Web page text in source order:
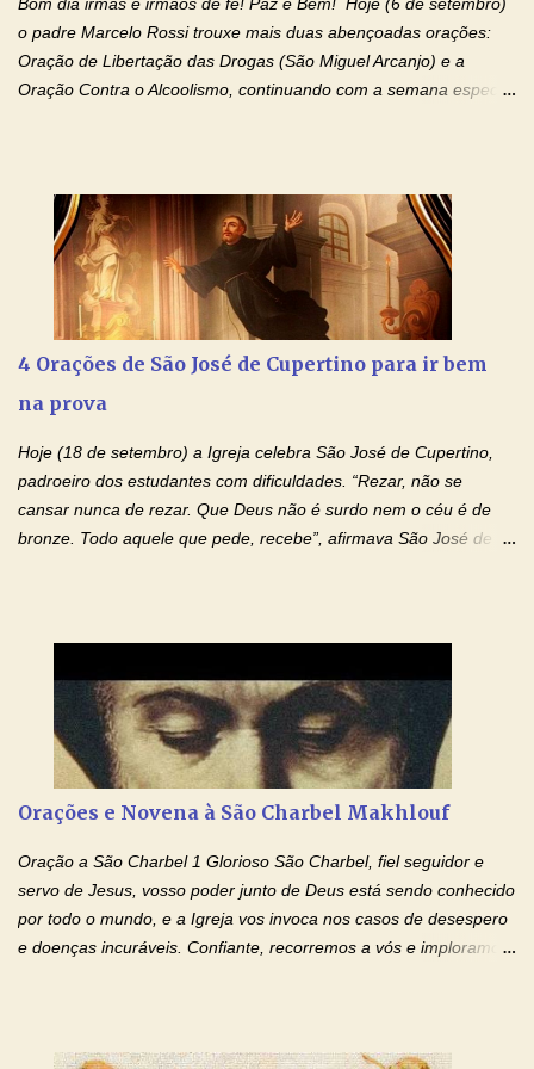
filhos. Mas isso não é o c...
o padre Marcelo Rossi trouxe mais duas abençoadas orações:
Oração de Libertação das Drogas (São Miguel Arcanjo) e a
Oração Contra o Alcoolismo, continuando com a semana especial
Ágape de nosso Pai Santo - Jesus - te curar, deixe nossa
Mãezinha do Céu - Maria - te proteger com Seu divino manto.
Não desista, Jesus irá curar todas suas feridas, Creia! Adriana-
Devoção e Fé Oração de Libertação das Drogas (São Miguel
Arcanjo) "Senhor, Pai Eterno, em Nome de Teu Filho Jesus,
se encontram encarcerados em um vício, escravos de alguma
droga. Senhor, Pai Poderoso e cheio de Misericórdia, na
drogas, c...
4 Orações de São José de Cupertino para ir bem
na prova
Hoje (18 de setembro) a Igreja celebra São José de Cupertino,
padroeiro dos estudantes com dificuldades. “Rezar, não se
cansar nunca de rezar. Que Deus não é surdo nem o céu é de
bronze. Todo aquele que pede, recebe”, afirmava São José de
mim o teu fervor, a tua sabedoria e a tua fé. Mostra tua bondade,
ajudando-me e eu me esforçarei para imitar tuas virtudes.
Glória… Amável protetor meu, o estudo geralmente é difícil, duro
e entediante para mim. Tu podes deixar tudo isso mais fácil e
esforço maior em meus estudos e uma vida mais digna de tua
santidade. Glória… Deus, que quiseste atrair tudo a teu unigênito
Filho, que foi crucificado, permite que, pelos méritos e exemplos
de te...
Orações e Novena à São Charbel Makhlouf
Oração a São Charbel 1 Glorioso São Charbel, fiel seguidor e
servo de Jesus, vosso poder junto de Deus está sendo conhecido
por todo o mundo, e a Igreja vos invoca nos casos de desespero
e doenças incuráveis. Confiante, recorremos a vós e imploramos
Queremos sempre lembrar-nos deste favor, da vossa intercessão